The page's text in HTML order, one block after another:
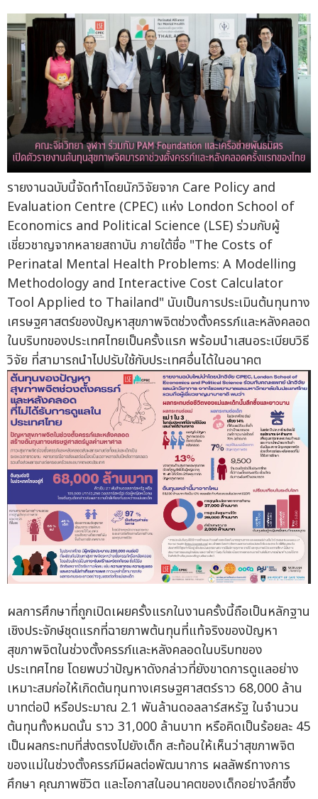
รายงานฉบับนี้จัดทำโดยนักวิจัยจาก Care Policy and
Evaluation Centre (CPEC) แห่ง London School of
Economics and Political Science (LSE) ร่วมกับผู้
เชี่ยวชาญจากหลายสถาบัน ภายใต้ชื่อ "The Costs of
Perinatal Mental Health Problems: A Modelling
Methodology and Interactive Cost Calculator
Tool Applied to Thailand" นับเป็นการประเมินต้นทุนทาง
เศรษฐศาสตร์ของปัญหาสุขภาพจิตช่วงตั้งครรภ์และหลังคลอด
ในบริบทของประเทศไทยเป็นครั้งแรก พร้อมนำเสนอระเบียบวิธี
วิจัย ที่สามารถนำไปปรับใช้กับประเทศอื่นได้ในอนาคต
ผลการศึกษาที่ถูกเปิดเผยครั้งแรกในงานครั้งนี้ถือเป็นหลักฐาน
เชิงประจักษ์ชุดแรกที่ฉายภาพต้นทุนที่แท้จริงของปัญหา
สุขภาพจิตในช่วงตั้งครรภ์และหลังคลอดในบริบทของ
ประเทศไทย โดยพบว่าปัญหาดังกล่าวที่ยังขาดการดูแลอย่าง
เหมาะสมก่อให้เกิดต้นทุนทางเศรษฐศาสตร์ราว 68,000 ล้าน
บาทต่อปี หรือประมาณ 2.1 พันล้านดอลลาร์สหรัฐ ในจำนวน
ต้นทุนทั้งหมดนั้น ราว 31,000 ล้านบาท หรือคิดเป็นร้อยละ 45
เป็นผลกระทบที่ส่งตรงไปยังเด็ก สะท้อนให้เห็นว่าสุขภาพจิต
ของแม่ในช่วงตั้งครรภ์มีผลต่อพัฒนาการ ผลลัพธ์ทางการ
ศึกษา คุณภาพชีวิต และโอกาสในอนาคตของเด็กอย่างลึกซึ้ง